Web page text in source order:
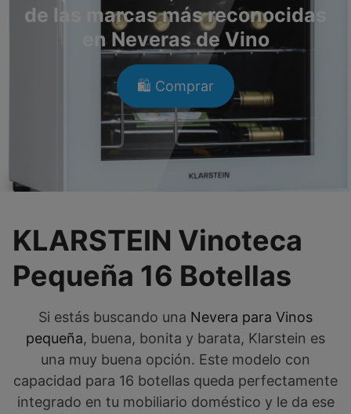
de las marcas más reconocidas
en Neveras de Vino
🛍️ Comprar
KLARSTEIN Vinoteca
Pequeña 16 Botellas
Si estás buscando una Nevera para Vinos
pequeña, buena, bonita y barata, Klarstein es
una muy buena opción. Este modelo con
capacidad para 16 botellas queda perfectamente
integrado en tu mobiliario doméstico y le da ese